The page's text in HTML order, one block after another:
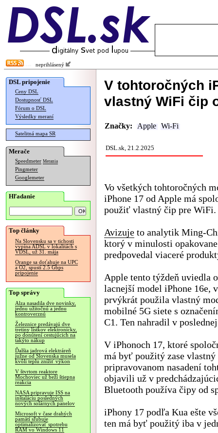
neprihlásený
DSL pripojenie
Ceny DSL
Dostupnosť DSL
Fórum o DSL
Výsledky meraní
Satelitná mapa SR
Merače
Speedmeter Merania
Pingmeter
Googlemeter
Hľadanie
Top články
Na Slovensku sa v tichosti
vypína ADSL v lokalitách s
VDSL, už 31. mája
Orange sa doťahuje na UPC
a O2, spustí 2.5 Gbps
pripojenie
Top správy
Alza nasadila dve novinky,
jednu užitočnú a jednu
kontroverznú
Železnice predávajú dve
tretiny lístkov elektronicky,
po donútení cestujúcich na
takýto nákup
Ďalšia jadrová elektráreň
južne od Slovenska musela
kvôli teplu znížiť výkon
V štvrtom reaktore
Mochoviec už beží štiepna
reakcia
NASA pripravuje ISS na
inštaláciu posledných
nových solárnych panelov
Microsoft v čase drahých
pamätí sľubuje
optimalizovať spotrebu
RAM vo Windows 11
V tohtoročných
vlastný WiFi čip
Značky: Apple Wi-Fi
DSL.sk, 21.2.2025
Vo všetkých tohtoročných
iPhone 17 od Apple má
použiť vlastný čip pre WiFi.
Avizuje to analytik Ming-
ktorý v minulosti
predpovedal viaceré
Apple tento týždeň uviedla
lacnejší model iPhone 16e,
prvýkrát použila vlastný
mobilné 5G siete s
C1. Ten nahradil v
V iPhonoch 17, ktoré
má byť použitý zase
pripravovanom nasadení
objavili už v
Bluetooth používa čipy od
iPhony 17 podľa Kua ešte
ten má byť použitý iba v